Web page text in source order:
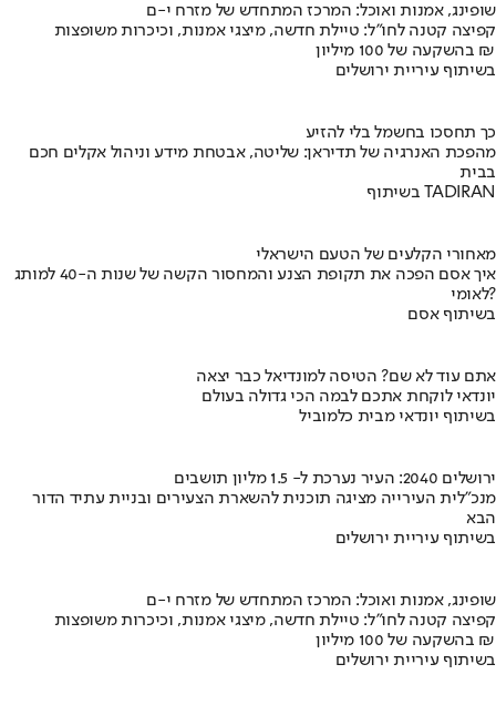
שופינג, אמנות ואוכל: המרכז המתחדש של מזרח י-ם
קפיצה קטנה לחו"ל: טיילת חדשה, מיצגי אמנות, וכיכרות משופצות
בהשקעה של 100 מיליון ₪
בשיתוף עיריית ירושלים
כך תחסכו בחשמל בלי להזיע
מהפכת האנרגיה של תדיראן: שליטה, אבטחת מידע וניהול אקלים חכם
בבית
בשיתוף TADIRAN
מאחורי הקלעים של הטעם הישראלי
איך אסם הפכה את תקופת הצנע והמחסור הקשה של שנות ה-40 למותג
לאומי?
בשיתוף אסם
אתם עוד לא שם? הטיסה למונדיאל כבר יצאה
יונדאי לוקחת אתכם לבמה הכי גדולה בעולם
בשיתוף יונדאי מבית כלמוביל
ירושלים 2040: העיר נערכת ל- 1.5 מליון תושבים
מנכ"לית העירייה מציגה תוכנית להשארת הצעירים ובניית עתיד הדור
הבא
בשיתוף עיריית ירושלים
שופינג, אמנות ואוכל: המרכז המתחדש של מזרח י-ם
קפיצה קטנה לחו"ל: טיילת חדשה, מיצגי אמנות, וכיכרות משופצות
בהשקעה של 100 מיליון ₪
בשיתוף עיריית ירושלים